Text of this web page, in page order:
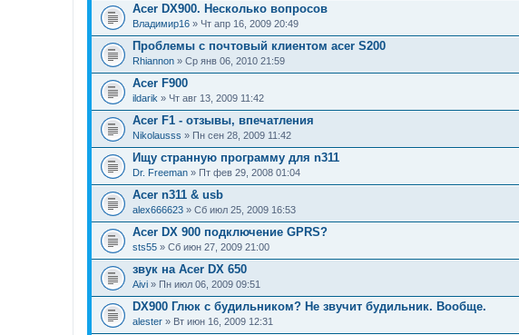
Acer DX900. Несколько вопросов
Владимир16 » Чт апр 16, 2009 20:49
Проблемы с почтовый клиентом acer S200
Rhiannon » Ср янв 06, 2010 21:59
Acer F900
ildarik » Чт авг 13, 2009 11:42
Acer F1 - отзывы, впечатления
Nikolausss » Пн сен 28, 2009 11:42
Ищу странную программу для n311
Dr. Freeman » Пт фев 29, 2008 01:04
Acer n311 & usb
alex666623 » Сб июл 25, 2009 16:53
Acer DX 900 подключение GPRS?
sts55 » Сб июн 27, 2009 21:00
звук на Acer DX 650
Aivi » Пн июл 06, 2009 09:51
DX900 Глюк с будильником? Не звучит будильник. Вообще.
alester » Вт июн 16, 2009 12:31